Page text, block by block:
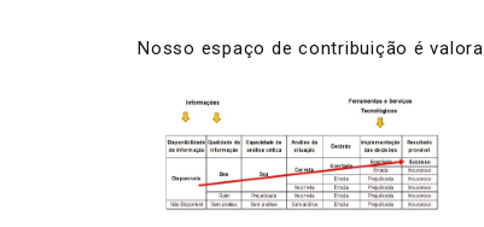
Nosso espaço de contribuição é